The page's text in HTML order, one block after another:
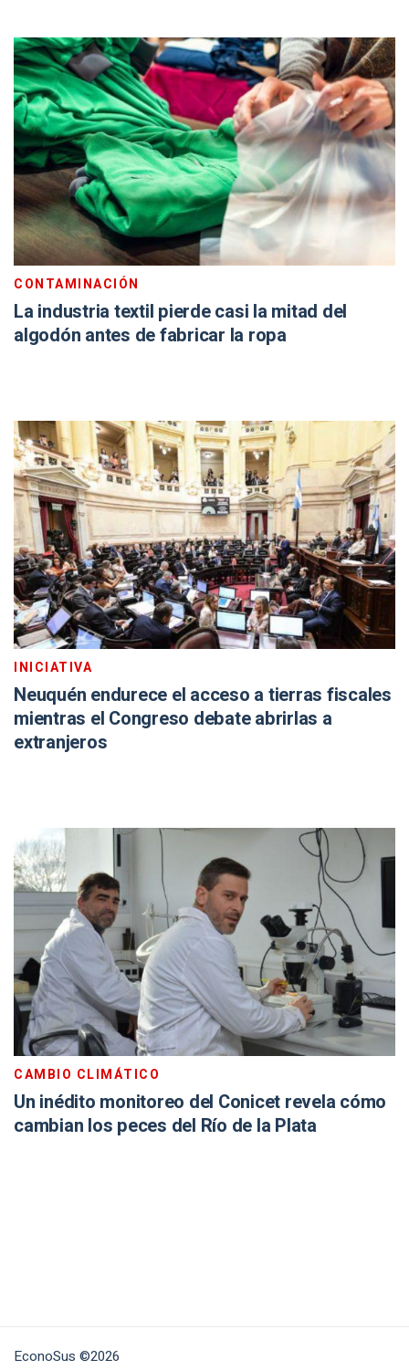
CONTAMINACIÓN
La industria textil pierde casi la mitad del
algodón antes de fabricar la ropa
INICIATIVA
Neuquén endurece el acceso a tierras fiscales
mientras el Congreso debate abrirlas a
extranjeros
CAMBIO CLIMÁTICO
Un inédito monitoreo del Conicet revela cómo
cambian los peces del Río de la Plata
EconoSus ©2026